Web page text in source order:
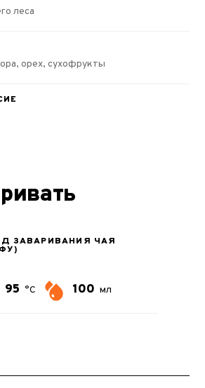
леса
орех, сухофрукты
ЗАВАРИВАНИЯ ЧАЯ
95 °C 100 мл